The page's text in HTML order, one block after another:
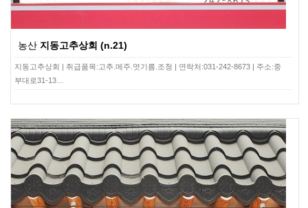
농산 지동고추상회 (n.21)
지동고추상회 | 취급품목:고추.메주.엿기름.조청 | 연락처:031-242-8673 | 주소:중
부대로31-13…